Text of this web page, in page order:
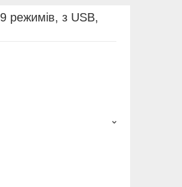
режимів, з USB,